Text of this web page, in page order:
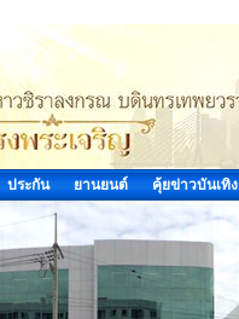
ประกัน ยานยนต์ คุ้ยข่าวบันเทิง